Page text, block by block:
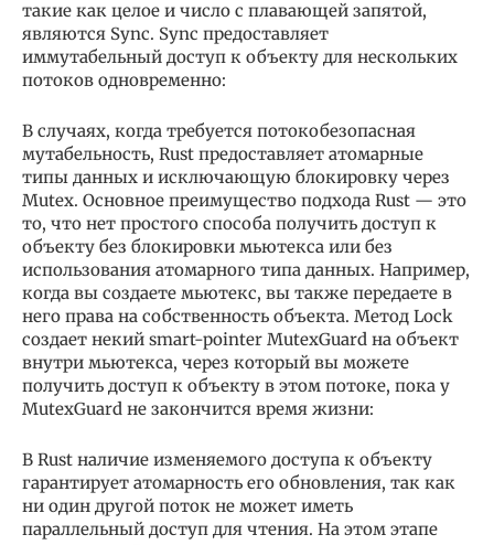
такие как целое и число с плавающей запятой,
являются Sync. Sync предоставляет
иммутабельный доступ к объекту для нескольких
потоков одновременно:
В случаях, когда требуется потокобезопасная
мутабельность, Rust предоставляет атомарные
типы данных и исключающую блокировку через
Mutex. Основное преимущество подхода Rust — это
то, что нет простого способа получить доступ к
объекту без блокировки мьютекса или без
использования атомарного типа данных. Например,
когда вы создаете мьютекс, вы также передаете в
него права на собственность объекта. Метод Lock
создает некий smart-pointer MutexGuard на объект
внутри мьютекса, через который вы можете
получить доступ к объекту в этом потоке, пока у
MutexGuard не закончится время жизни:
В Rust наличие изменяемого доступа к объекту
гарантирует атомарность его обновления, так как
ни один другой поток не может иметь
параллельный доступ для чтения. На этом этапе